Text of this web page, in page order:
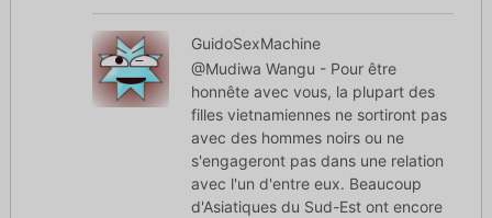
GuidoSexMachine
@Mudiwa Wangu - Pour être
honnête avec vous, la plupart des
filles vietnamiennes ne sortiront pas
avec des hommes noirs ou ne
s'engageront pas dans une relation
avec l'un d'entre eux. Beaucoup
d'Asiatiques du Sud-Est ont encore